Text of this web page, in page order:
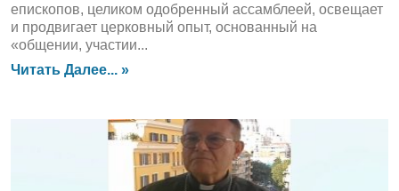
епископов, целиком одобренный ассамблеей, освещает
и продвигает церковный опыт, основанный на
«общении, участии...
Читать Далее... »
Жизнь Церкви